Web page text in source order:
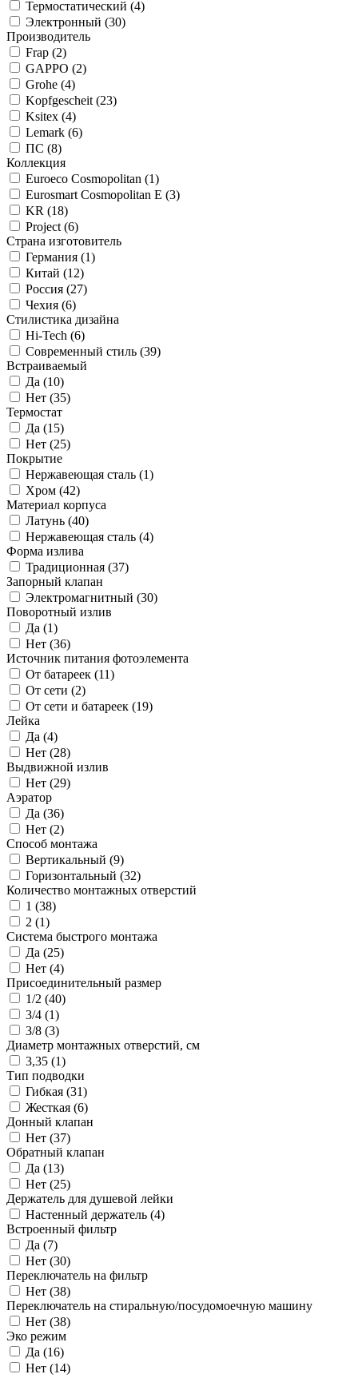
Термостатический (4)
Электронный (30)
Производитель
Frap (2)
GAPPO (2)
Grohe (4)
Kopfgescheit (23)
Ksitex (4)
Lemark (6)
ПС (8)
Коллекция
Euroeco Cosmopolitan (1)
Eurosmart Cosmopolitan E (3)
KR (18)
Project (6)
Страна изготовитель
Германия (1)
Китай (12)
Россия (27)
Чехия (6)
Стилистика дизайна
Hi-Tech (6)
Современный стиль (39)
Встраиваемый
Да (10)
Нет (35)
Термостат
Да (15)
Нет (25)
Покрытие
Нержавеющая сталь (1)
Хром (42)
Материал корпуса
Латунь (40)
Нержавеющая сталь (4)
Форма излива
Традиционная (37)
Запорный клапан
Электромагнитный (30)
Поворотный излив
Да (1)
Нет (36)
Источник питания фотоэлемента
От батареек (11)
От сети (2)
От сети и батареек (19)
Лейка
Да (4)
Нет (28)
Выдвижной излив
Нет (29)
Аэратор
Да (36)
Нет (2)
Способ монтажа
Вертикальный (9)
Горизонтальный (32)
Количество монтажных отверстий
1 (38)
2 (1)
Система быстрого монтажа
Да (25)
Нет (4)
Присоединительный размер
1/2 (40)
3/4 (1)
3/8 (3)
Диаметр монтажных отверстий, см
3,35 (1)
Тип подводки
Гибкая (31)
Жесткая (6)
Донный клапан
Нет (37)
Обратный клапан
Да (13)
Нет (25)
Держатель для душевой лейки
Настенный держатель (4)
Встроенный фильтр
Да (7)
Нет (30)
Переключатель на фильтр
Нет (38)
Переключатель на стиральную/посудомоечную машину
Нет (38)
Эко режим
Да (16)
Нет (14)